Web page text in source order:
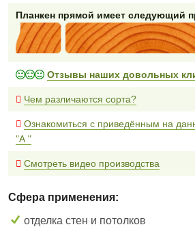
Планкен прямой имеет следующий
Отзывы наших довольных
Чем различаются сорта?
Ознакомиться с приведённым на
"А "
Смотреть видео производства
Сфера применения:
отделка стен и потолков